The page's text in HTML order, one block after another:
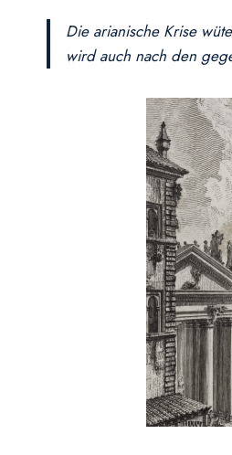
Die arianische Krise
wird auch nach den